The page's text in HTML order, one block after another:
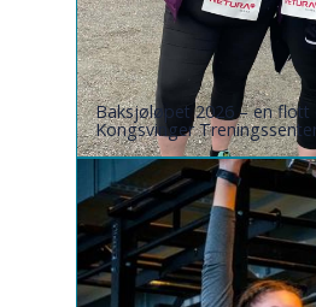
Baksjøløpet 2026 – en
Kongsvinger